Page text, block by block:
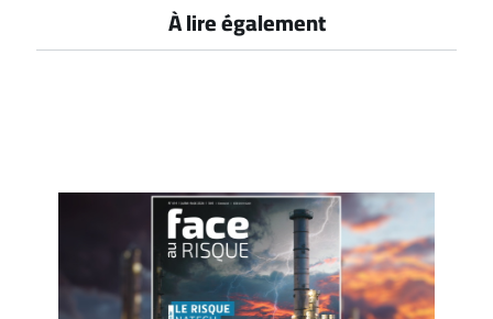
À lire également